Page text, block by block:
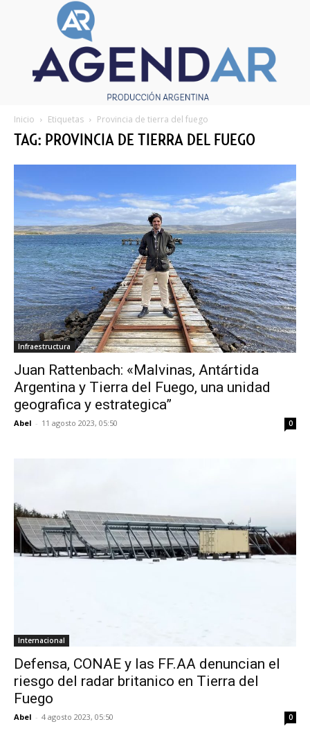
Inicio Etiquetas Provincia de tierra del fuego
TAG: PROVINCIA DE TIERRA DEL FUEGO
Infraestructura
Juan Rattenbach: «Malvinas, Antártida
Argentina y Tierra del Fuego, una unidad
geografica y estrategica”
Abel - 11 agosto 2023, 05:50 0
Internacional
Defensa, CONAE y las FF.AA denuncian el
riesgo del radar britanico en Tierra del
Fuego
Abel - 4 agosto 2023, 05:50 0